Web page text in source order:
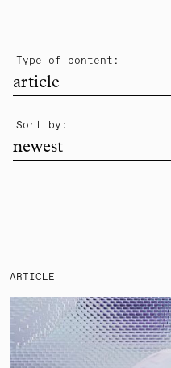
Type of content:
article
Sort by:
newest
ARTICLE